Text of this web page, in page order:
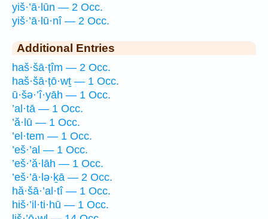
yiš·’ā·lūn — 2 Occ.
yiš·’ā·lū·nî — 2 Occ.
Additional Entries
haš·šā·ṭîm — 2 Occ.
haš·šā·ṭō·wṯ — 1 Occ.
ū·šə·’î·yāh — 1 Occ.
’al·tā — 1 Occ.
’ă·lū — 1 Occ.
’el·tem — 1 Occ.
’eš·’al — 1 Occ.
’eš·’ă·lāh — 1 Occ.
’eš·’ā·lə·ḵā — 2 Occ.
hă·šā·’al·tî — 1 Occ.
hiš·’il·ti·hū — 1 Occ.